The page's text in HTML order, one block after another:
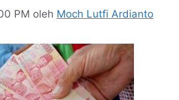
PM oleh Moch Lutfi Ardianto